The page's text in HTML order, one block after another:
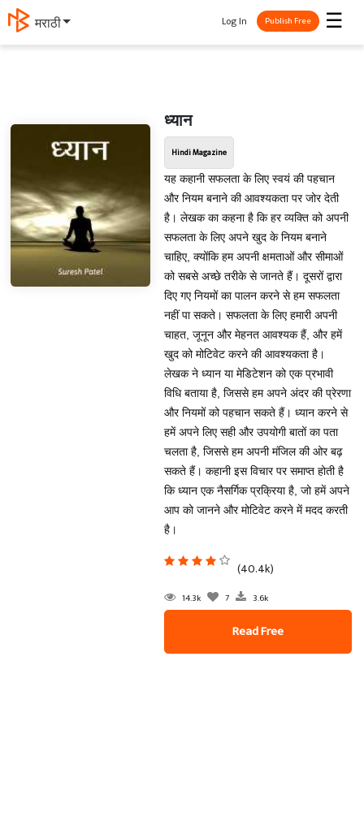
मराठी ☰
Log In Publish Free
ध्यान
Hindi Magazine
यह कहानी सफलता के लिए स्वयं की पहचान
और नियम बनाने की आवश्यकता पर जोर देती
है। लेखक का कहना है कि हर व्यक्ति को अपनी
सफलता के लिए अपने खुद के नियम बनाने
चाहिए, क्योंकि हम अपनी क्षमताओं और सीमाओं
को सबसे अच्छे तरीके से जानते हैं। दूसरों द्वारा
दिए गए नियमों का पालन करने से हम सफलता
नहीं पा सकते। सफलता के लिए हमारी अपनी
चाहत, जूनून और मेहनत आवश्यक हैं, और हमें
खुद को मोटिवेट करने की आवश्यकता है।
लेखक ने ध्यान या मेडिटेशन को एक प्रभावी
विधि बताया है, जिससे हम अपने अंदर की प्रेरणा
और नियमों को पहचान सकते हैं। ध्यान करने से
हमें अपने लिए सही और उपयोगी बातों का पता
चलता है, जिससे हम अपनी मंजिल की ओर बढ़
सकते हैं। कहानी इस विचार पर समाप्त होती है
कि ध्यान एक नैसर्गिक प्रक्रिया है, जो हमें अपने
आप को जानने और मोटिवेट करने में मदद करती
है।
(40.4k)
14.3k 7 3.6k
Read Free